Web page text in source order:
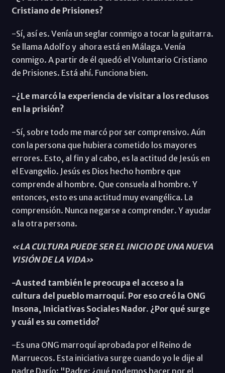
Cristiano de Prisiones?
-Sí, así es. Venía un seglar conmigo a tocar la guitarra.
Se llama Adolfo y ahora está en Málaga. Venía
conmigo. A partir de él quedó el Voluntario Cristiano
de Prisiones. Está ahí. Funciona bien.
-¿Le marcó la experiencia de visitar a los reclusos
en la prisión?
-Sí, sobre todo me marcó por ser comprensivo. Aún
con la persona que hubiera cometido los mayores
errores. Esto, al fin y al cabo, es la actitud de Jesús en
el Evangelio. Jesús es Dios hecho hombre que
comprende al hombre. Que consuela al hombre. Y
entonces, esto es una actitud muy evangélica. La
comprensión. Nunca negarse a comprender. Y ayudar
a la otra persona.
«LA CULTURA PUEDE SER EL INICIO DE UNA NUEVA
VISIÓN DE LA VIDA»
-A usted también le preocupa el acceso a la
cultura del pueblo marroquí. Por eso creó la ONG
Insona, Iniciativas Sociales Nador. ¿Por qué surge
y cuál es su cometido?
-Es una ONG marroquí aprobada por el Reino de
Marruecos. Esta iniciativa surge cuando yo le dije al
padre Darío: "Padre: ¿qué podemos hacer por el